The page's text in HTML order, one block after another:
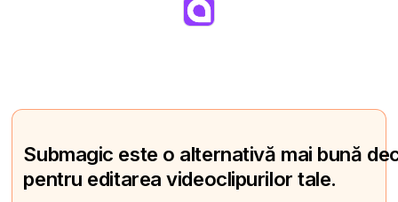
Submagic este o alternativă mai bună
pentru editarea videoclipurilor tale.